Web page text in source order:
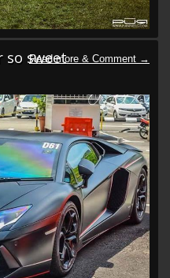
so sweet